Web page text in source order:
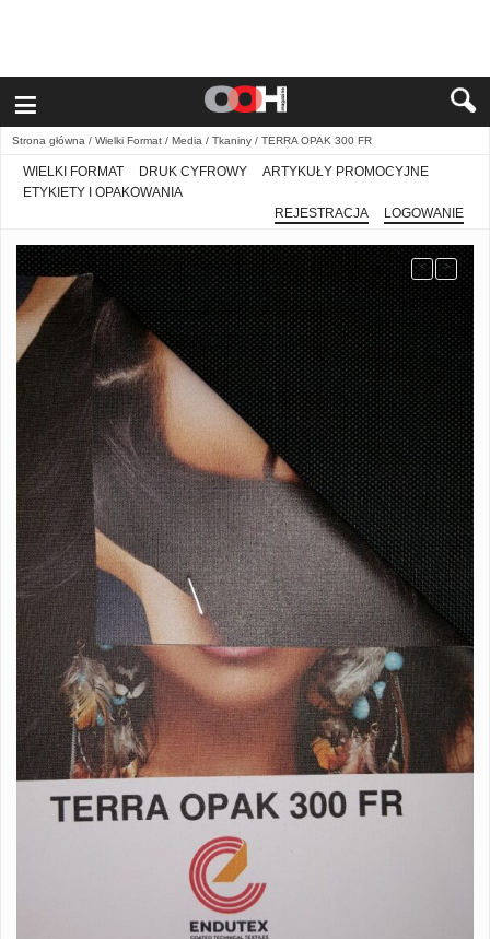
≡
Strona główna / Wielki Format / Media / Tkaniny / TERRA OPAK 300 FR
WIELKI FORMAT DRUK CYFROWY
ARTYKUŁY PROMOCYJNE
ETYKIETY I OPAKOWANIA
REJESTRACJA
LOGOWANIE
< >